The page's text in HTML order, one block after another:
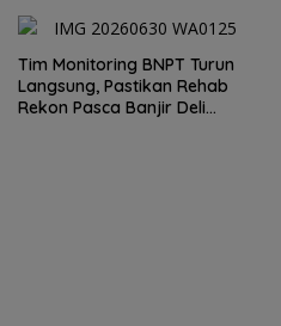
Sumut Irjen Whisnu
Tim Monitoring BNPT Turun
Langsung, Pastikan Rehab
Rekon Pasca Banjir Deli